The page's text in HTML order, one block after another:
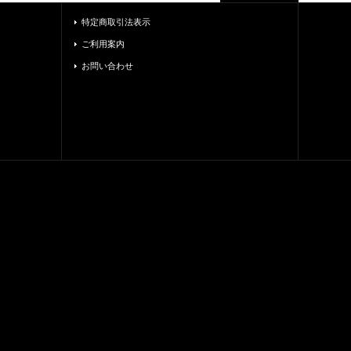
特定商取引法表示
ご利用案内
お問い合わせ